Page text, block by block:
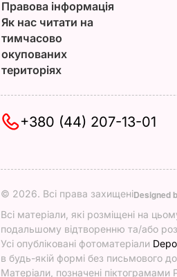
Правова інформація
Як нас читати на
тимчасово
окупованих
територіях
+380 (44) 207-13-01
© 2026. Всі права захищеніDesigned
Всі матеріали, які розміщені на
подальшому відтворенню та/або
Усі опубліковані фотоматеріали
в будь-якій формі без письмового
Матеріали, позначені